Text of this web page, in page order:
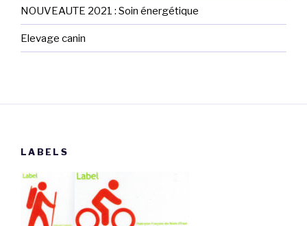
NOUVEAUTE 2021 : Soin énergétique
Elevage canin
LABELS